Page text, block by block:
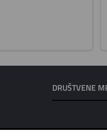
DRUŠTVENE